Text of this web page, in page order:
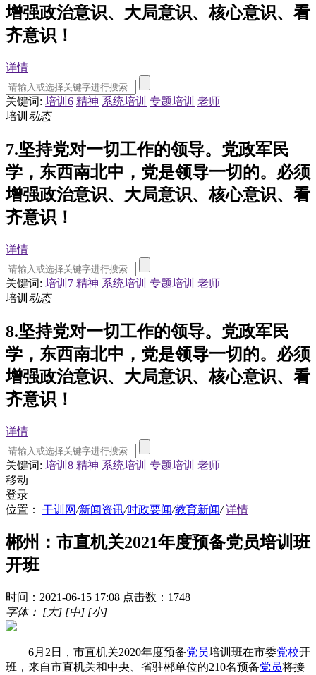
增强政治意识、大局意识、核心意识、看
齐意识！
详情
关键词: 培训6 精神 系统培训 专题培训 老师
培训 动态
7.坚持党对一切工作的领导。党政军民
学，东西南北中，党是领导一切的。必须
增强政治意识、大局意识、核心意识、看
齐意识！
详情
关键词: 培训7 精神 系统培训 专题培训 老师
培训 动态
8.坚持党对一切工作的领导。党政军民
学，东西南北中，党是领导一切的。必须
增强政治意识、大局意识、核心意识、看
齐意识！
详情
关键词: 培训8 精神 系统培训 专题培训 老师
移动
登录
位置：
干训网/新闻资讯/时政要闻/教育新闻/ 详情
郴州：市直机关2021年度预备党员培训班
开班
时间：2021-06-15 17:08 点击数：1748
字体： [大] [中] [小]
6月2日，市直机关2020年度预备党员培训班在市委党校开
班，来自市直机关和中央、省驻郴单位的210名预备党员将接